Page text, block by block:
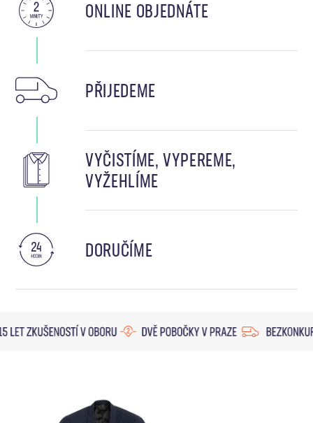
ONLINE OBJEDNÁTE
PŘIJEDEME
VYČISTÍME, VYPEREME,
VYŽEHLÍME
DORUČÍME